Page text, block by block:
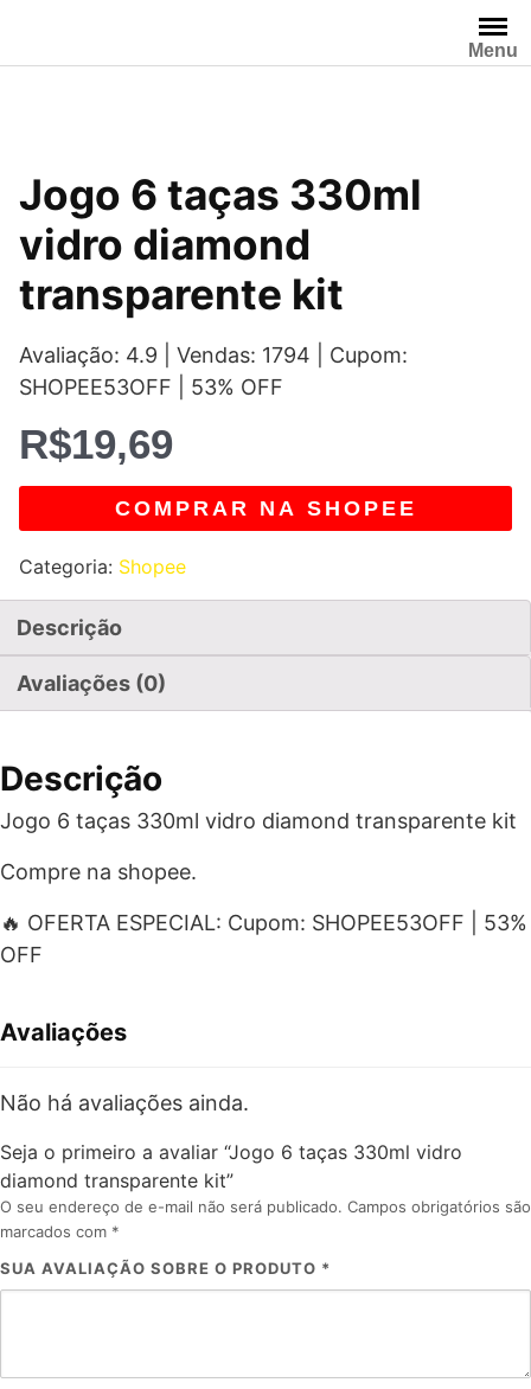
o
Menu
Jogo 6 taças 330ml
vidro diamond
transparente kit
Avaliação: 4.9 | Vendas: 1794 | Cupom:
SHOPEE53OFF | 53% OFF
R$19,69
COMPRAR NA SHOPEE
Categoria: Shopee
Descrição
Avaliações (0)
Descrição
Jogo 6 taças 330ml vidro diamond transparente kit
Compre na shopee.
🔥 OFERTA ESPECIAL: Cupom: SHOPEE53OFF | 53%
OFF
Avaliações
Não há avaliações ainda.
Seja o primeiro a avaliar “Jogo 6 taças 330ml vidro
diamond transparente kit”
O seu endereço de e-mail não será publicado. Campos obrigatórios são
marcados com *
SUA AVALIAÇÃO SOBRE O PRODUTO *